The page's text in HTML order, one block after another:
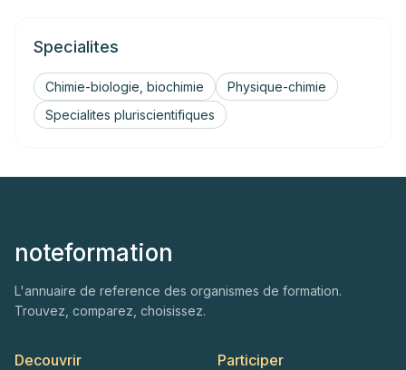
Specialites
Chimie-biologie, biochimie
Physique-chimie
Specialites pluriscientifiques
noteformation
L'annuaire de reference des organismes de formation.
Trouvez, comparez, choisissez.
Decouvrir Participer